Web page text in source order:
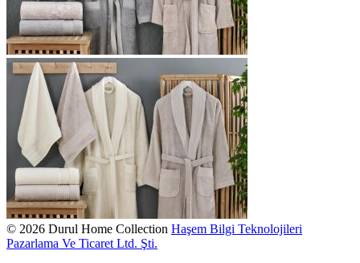
© 2026 Durul Home Collection Haşem Bilgi Teknolojileri
Pazarlama Ve Ticaret Ltd. Şti.